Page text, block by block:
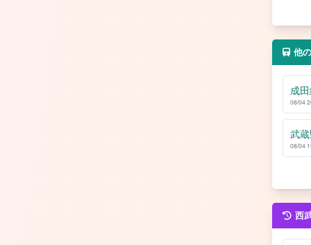
他
成
08/04
武
08/04
西